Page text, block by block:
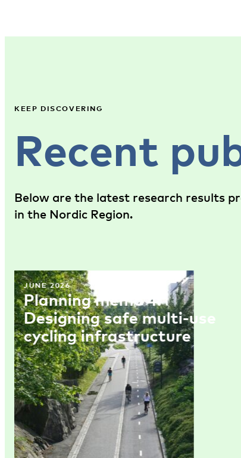
KEEP DISCOVERING
Recent
Below are the latest research results
in the Nordic Region.
JUNE 2026
Planning memo 4:
Designing safe multi-use
cycling infrastructure